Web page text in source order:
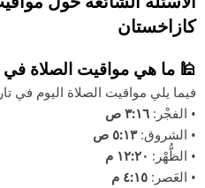
كازاخستان
🕌 ما هي مواقيت الصلاة في
فيما يلي مواقيت الصلاة اليوم في
• الفجْر: ٣:١٦ ص
• الشروق:٥:١٣ ص
• الظُّهْر: ١٢:٢٠ م
• العَصر: ٤:١٥ م